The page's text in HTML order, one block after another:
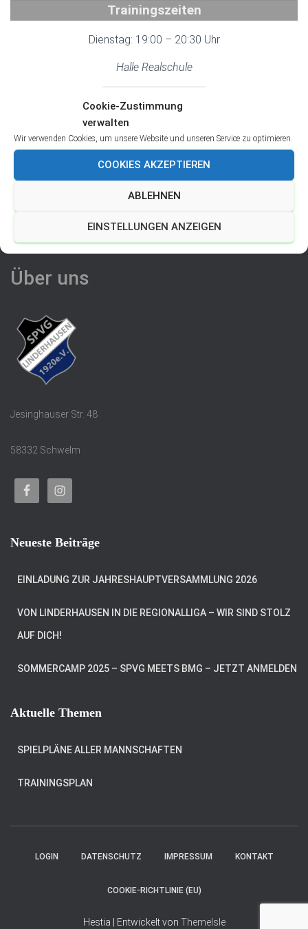
Cookie-Zustimmung
verwalten
Wir verwenden Cookies, um unsere Website und unseren Service zu optimieren.
COOKIES AKZEPTIEREN
ABLEHNEN
EINSTELLUNGEN ANZEIGEN
Trainingszeiten
Dienstag: 19:00 – 20:30 Uhr
Halle Realschule
Information
@SpVgLinderhausenAltherren
Über uns
Jesinghauser Str. 48
58332 Schwelm
Neueste Beiträge
EINLADUNG ZUR JAHRESHAUPTVERSAMMLUNG 2026
VON LINDERHAUSEN IN DIE REGIONALLIGA – WIR SIND STOLZ
AUF DICH!
SOMMERCAMP 2025 – SPVG MEETS BMG – JETZT ANMELDEN
Aktuelle Themen
SPIELPLÄNE ALLER MANNSCHAFTEN
TRAININGSPLAN
LOGIN DATENSCHUTZ IMPRESSUM KONTAKT
COOKIE-RICHTLINIE (EU)
Hestia | Entwickelt von ThemeIsle